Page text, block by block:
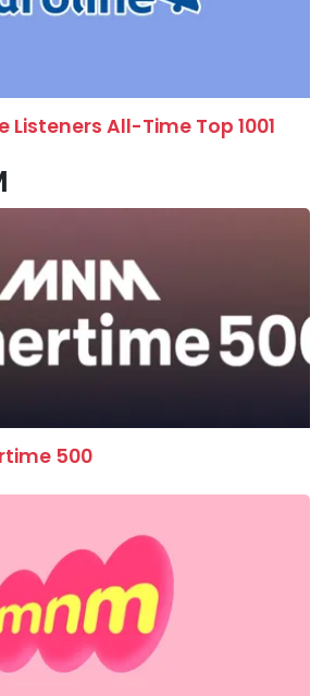
Listeners All-Time Top 1001
500